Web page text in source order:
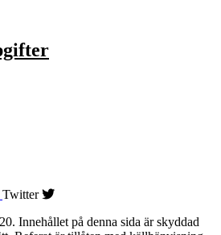
Twitter
Innehållet på denna sida är skyddad